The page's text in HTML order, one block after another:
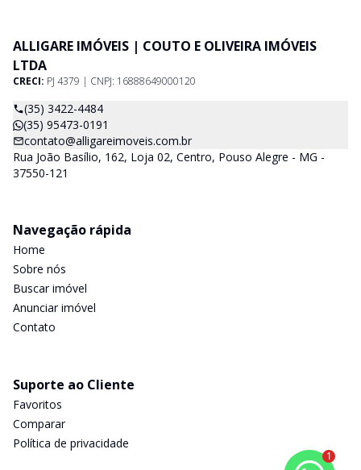
ALLIGARE IMÓVEIS | COUTO E OLIVEIRA IMÓVEIS
LTDA
CRECI: PJ 4379 | CNPJ: 16888649000120
(35) 3422-4484
(35) 95473-0191
contato@alligareimoveis.com.br
Rua João Basílio, 162, Loja 02, Centro, Pouso Alegre - MG -
37550-121
Navegação rápida
Home
Sobre nós
Buscar imóvel
Anunciar imóvel
Contato
Suporte ao Cliente
Favoritos
Comparar
Política de privacidade
1